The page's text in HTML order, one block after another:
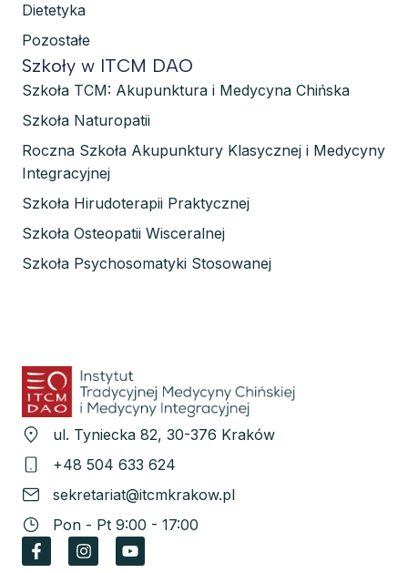
ul. Tyniecka 82, 30-376 Kraków
+48 504 633 624
sekretariat@itcmkrakow.pl
Pon - Pt 9:00 - 17:00
Dietetyka
Pozostałe
Szkoły w ITCM DAO
Szkoła TCM: Akupunktura i Medycyna Chińska
Szkoła Naturopatii
Roczna Szkoła Akupunktury Klasycznej i Medycyny
Integracyjnej
Szkoła Hirudoterapii Praktycznej
Szkoła Osteopatii Wisceralnej
Szkoła Psychosomatyki Stosowanej